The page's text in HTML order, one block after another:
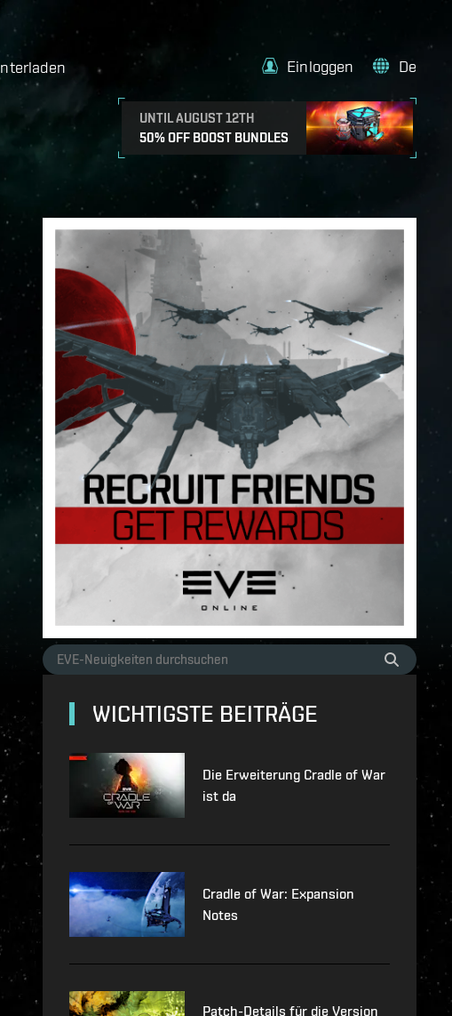
UNTIL AUGUST 12TH
50% OFF BOOST BUNDLES
Einloggen De
WICHTIGSTE BEITRÄGE
Die Erweiterung Cradle of War
ist da
Cradle of War: Expansion
Notes
Patch-Details für die Version